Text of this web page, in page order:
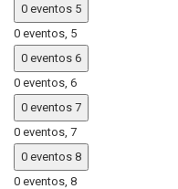
0 eventos 5
0 eventos, 5
0 eventos 6
0 eventos, 6
0 eventos 7
0 eventos, 7
0 eventos 8
0 eventos, 8